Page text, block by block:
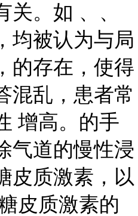
。如 、、
均被认为与局
的存在，使得
混乱，患者常
增高。的手
气道的慢性浸
皮质激素，以
皮质激素的